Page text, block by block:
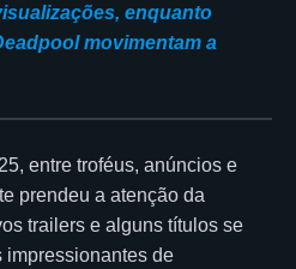
enquanto
movimentam a
entre troféus, anúncios e
prendeu a atenção da
trailers e alguns títulos se
impressionantes de